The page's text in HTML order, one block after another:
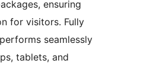
ensuring
for visitors. Fully
seamlessly
tablets, and